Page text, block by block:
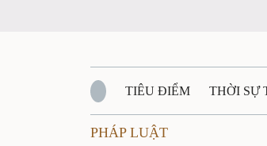
TIÊU ĐIỂM THỜI SỰ
QUỐC PHÒNG - AN NINH
PHÁP LUẬT